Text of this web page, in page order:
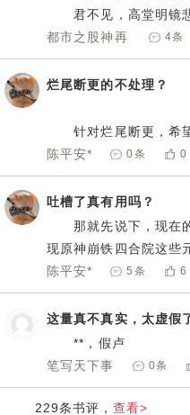
君不见，高堂明镜悲
人生得意须尽欢，莫
天生我才必有用，千
烹羊宰牛且为乐，会
与君歌一曲，请君
钟鼓馔玉不足贵，但
陈王昔时宴平乐，斗
主人何为言少钱，径
五花马，千金裘，呼
愁。
都市之股神再
现
4条
烂尾断更的不处理？
针对烂尾断更，希望
十万字内的，一个月
二十万字内的，两个
万以上，一年内不更新
是几千就是几万在卡搜
陈平安* 0条 0
吐槽了真有用吗？
那就先说下，现在的
现原神崩铁四合院这些
不然搜索书类，可以添
签。
陈平安* 5 条 6
这量真不真实，太虚假
**，假卢
笔写天下事 0条
229条书评，查看>